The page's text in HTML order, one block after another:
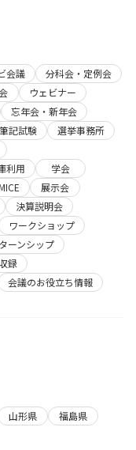
会議
分科会・定例会
ウェビナー
忘年会・新年会
筆記試験
選挙事務所
利用
学会
展示会
決算説明会
ワークショップ
ーンシップ
録
会議のお役立ち情報
山形県
福島県